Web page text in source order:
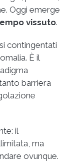
Oggi emerge
vissuto.
contingentati
È il
barriera
il
ma
ovunque.